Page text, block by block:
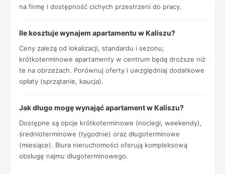
na firmę i dostępność cichych przestrzeni do pracy.
Ile kosztuje wynajem apartamentu w Kaliszu?
Ceny zależą od lokalizacji, standardu i sezonu;
krótkoterminowe apartamenty w centrum będą droższe niż
te na obrzeżach. Porównuj oferty i uwzględniaj dodatkowe
opłaty (sprzątanie, kaucja).
Jak długo mogę wynająć apartament w Kaliszu?
Dostępne są opcje krótkoterminowe (noclegi, weekendy),
średnioterminowe (tygodnie) oraz długoterminowe
(miesiące). Biura nieruchomości oferują kompleksową
obsługę najmu długoterminowego.